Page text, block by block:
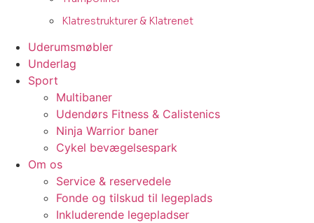
Klatrestrukturer & Klatrenet
Uderumsmøbler
Underlag
Sport
Multibaner
Udendørs Fitness & Calistenics
Ninja Warrior baner
Cykel bevægelsespark
Om os
Service & reservedele
Fonde og tilskud til legeplads
Inkluderende legepladser